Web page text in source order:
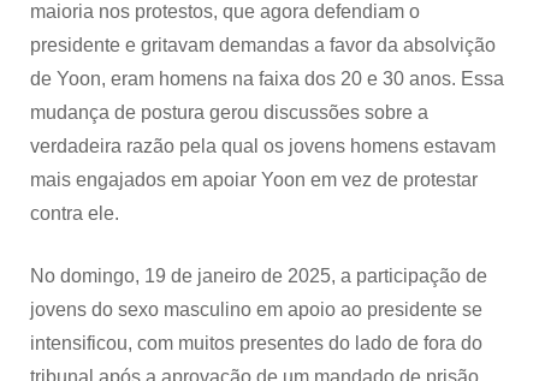
maioria nos protestos, que agora defendiam o
presidente e gritavam demandas a favor da absolvição
de Yoon, eram homens na faixa dos 20 e 30 anos. Essa
mudança de postura gerou discussões sobre a
verdadeira razão pela qual os jovens homens estavam
mais engajados em apoiar Yoon em vez de protestar
contra ele.
No domingo, 19 de janeiro de 2025, a participação de
jovens do sexo masculino em apoio ao presidente se
intensificou, com muitos presentes do lado de fora do
tribunal após a aprovação de um mandado de prisão